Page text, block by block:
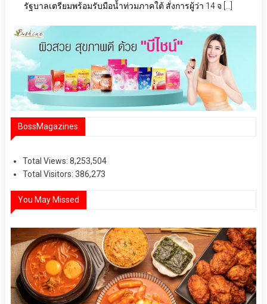
รัฐบาลเตรียมพร้อมรับมือน้ำท่วมภาคใต้ สั่งการผู้ว่า 14 จ […]
BossMagazines
Total Views: 8,253,504
Total Visitors: 386,273
You May Missed